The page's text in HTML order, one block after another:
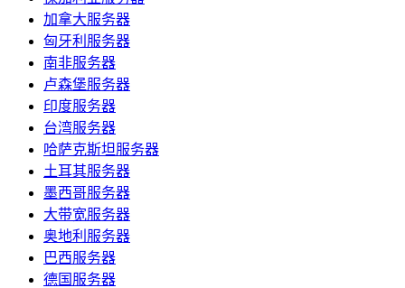
加拿大服务器
匈牙利服务器
南非服务器
卢森堡服务器
印度服务器
台湾服务器
哈萨克斯坦服务器
土耳其服务器
墨西哥服务器
大带宽服务器
奥地利服务器
巴西服务器
德国服务器